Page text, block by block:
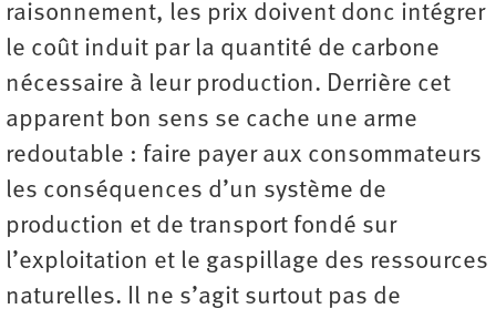
raisonnement, les prix doivent donc intégrer
le coût induit par la quantité de carbone
nécessaire à leur production. Derrière cet
apparent bon sens se cache une arme
redoutable : faire payer aux consommateurs
les conséquences d’un système de
production et de transport fondé sur
l’exploitation et le gaspillage des ressources
naturelles. Il ne s’agit surtout pas de